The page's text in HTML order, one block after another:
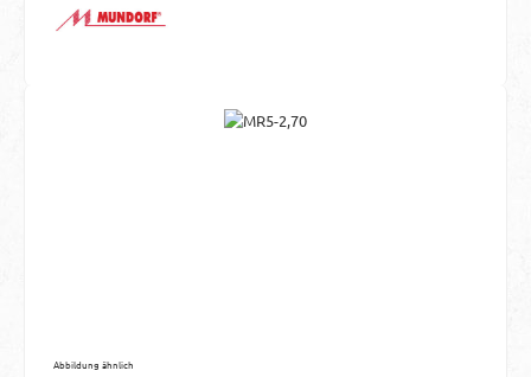
Bildergalerie überspringen
Abbildung ähnlich